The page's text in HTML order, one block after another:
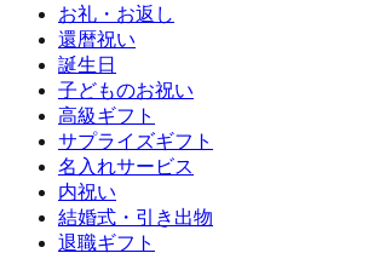
お礼・お返し
還暦祝い
誕生日
子どものお祝い
高級ギフト
サプライズギフト
名入れサービス
内祝い
結婚式・引き出物
退職ギフト